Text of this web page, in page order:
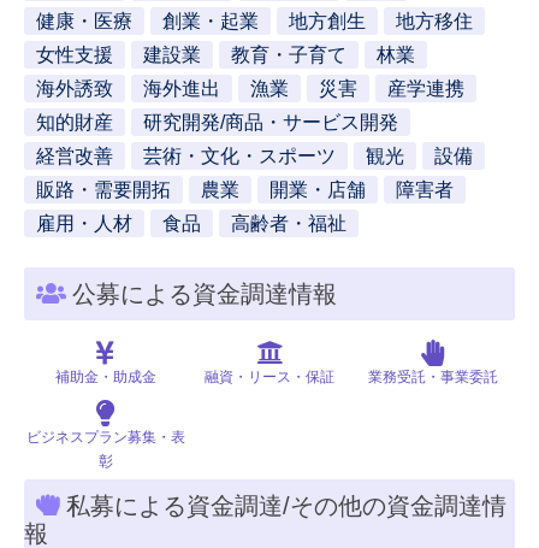
健康・医療
創業・起業 地方創生
地方移住
女性支援
建設業 教育・子育て
林業
海外誘致
海外進出 漁業 災害
産学連携
知的財産
研究開発/商品・サービス開発
経営改善
芸術・文化・スポーツ 観光
設備
販路・需要開拓
農業 開業・店舗
障害者
雇用・人材
食品 高齢者・福祉
公募による資金調達情報
補助金・助成金 融資・リース・保証 業務受託・事業委託
ビジネスプラン募集・表
彰
私募による資金調達/その他の資金調達情
報